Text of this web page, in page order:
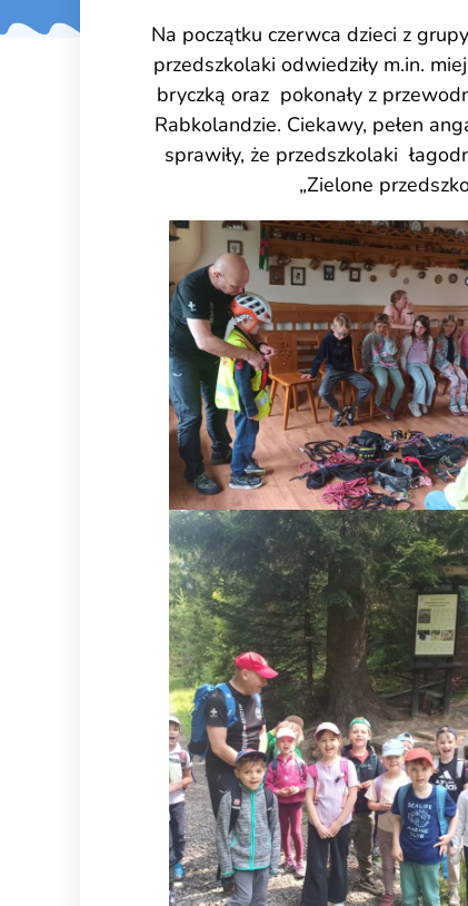
Na początku czerwca dzieci z
przedszkolaki odwiedziły m.in.
bryczką oraz pokonały z
Rabkolandzie. Ciekawy, pełen
sprawiły, że przedszkolaki
„Zielone